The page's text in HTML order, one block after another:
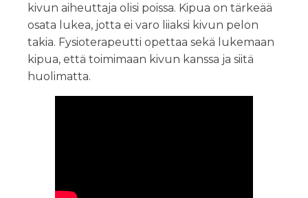
kivun aiheuttaja olisi poissa. Kipua on tärkeää
osata lukea, jotta ei varo liiaksi kivun pelon
takia. Fysioterapeutti opettaa sekä lukemaan
kipua, että toimimaan kivun kanssa ja siitä
huolimatta.